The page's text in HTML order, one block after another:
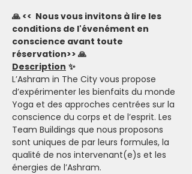
🙏 <<  Nous vous invitons à lire les
conditions de l'évenément en
conscience avant toute
réservation>> 🙏
Description ✨
L’Ashram in The City vous propose
d’expérimenter les bienfaits du monde
Yoga et des approches centrées sur la
conscience du corps et de l’esprit. Les
Team Buildings que nous proposons
sont uniques de par leurs formules, la
qualité de nos intervenant(e)s et les
énergies de l’Ashram.